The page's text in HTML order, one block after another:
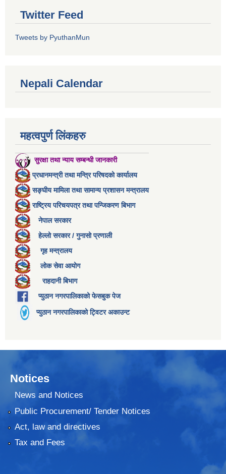
Twitter Feed
Tweets by PyuthanMun
Nepali Calendar
महत्वपुर्ण लिंकहरु
सुरक्षा तथा न्याय सम्बन्धी जानकारी
प्रधानमन्त्री तथा मन्त्रि परिषदको कार्यालय
सङ्घीय मामिला तथा सामान्य प्रशासन मन्त्रालय
राष्ट्रिय परिचयपत्र तथा पन्जिकरण बिभाग
नेपाल सरकार
हेल्लो सरकार / गुनासो प्रणाली
गृह मन्त्रालय
लोक सेवा आयोग
राहदानी बिभाग
प्युठान नगरपालिकाको फेसबुक पेज
प्युठान नगरपालिकाको ट्विटर अकाउन्ट
Notices
News and Notices
Public Procurement/ Tender Notices
Act, law and directives
Tax and Fees